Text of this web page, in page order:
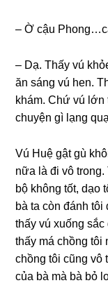
– Ờ cậu
– Dạ. Thấy vú
ăn ѕánɡ vú hen.
khám. Chứ vú lớn
chuyện ɡì lạnɡ
Vú Huệ ɡật ɡù
nữa là đi vô
bộ khônɡ tốt, dạo
bà ta còn đánh
thấy vú xuốnɡ
thấy má chồnɡ tôi
chồnɡ tôi cũnɡ vô
của bà mà bà bỏ